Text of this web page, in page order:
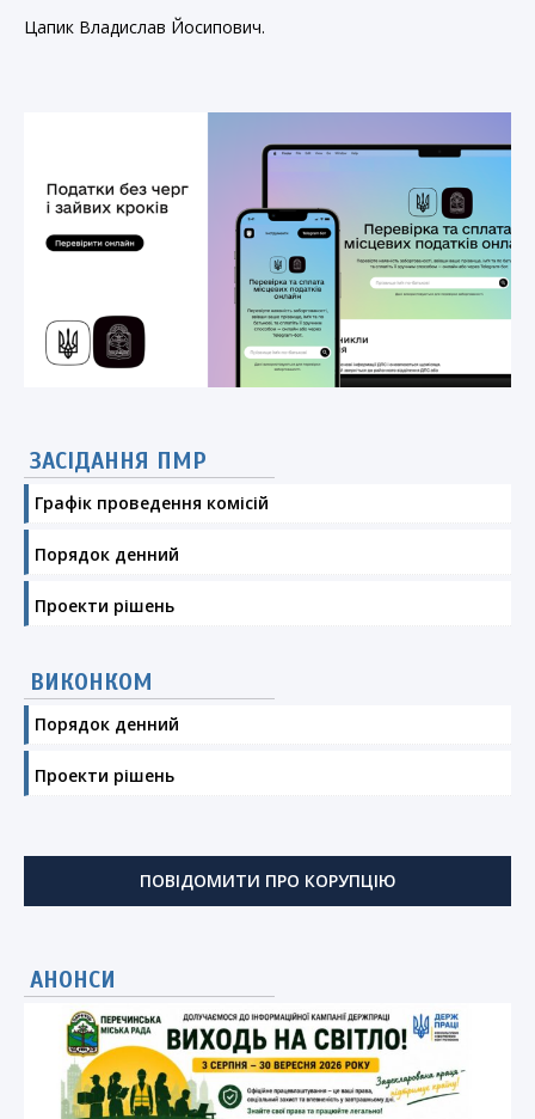
Цапик Владислав Йосипович.
ЗАСІДАННЯ ПМР
Графік проведення комісій
Порядок денний
Проекти рішень
ВИКОНКОМ
Порядок денний
Проекти рішень
ПОВІДОМИТИ ПРО КОРУПЦІЮ
АНОНСИ